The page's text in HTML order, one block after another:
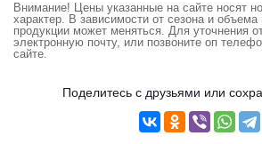
Внимание! Цены указанные на сайте носят
характер. В зависимости от сезона и объема
продукции может меняться. Для уточнения
электронную почту, или позвоните оп
сайте.
Поделитесь с друзьями или